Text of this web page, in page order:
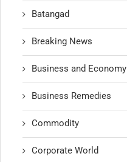
Batangad
Breaking News
Business and Economy
Business Remedies
Commodity
Corporate World